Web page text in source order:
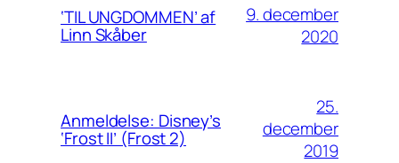
‘TIL UNGDOMMEN’ af
Linn Skåber
9. december
2020
Anmeldelse: Disney’s
‘Frost II’ (Frost 2)
25.
december
2019